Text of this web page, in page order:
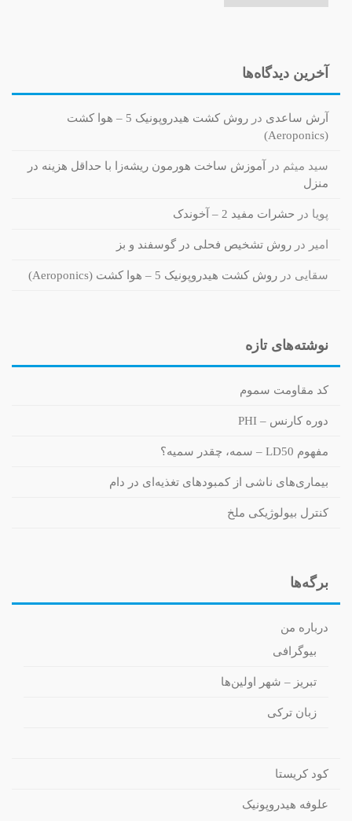
آخرین دیدگاه‌ها
آرش ساعدی در
روش کشت هیدروپونیک 5 – هوا کشت
(Aeroponics)
سید میثم در
آموزش ساخت هورمون ریشه‌زا با حداقل هزینه در
منزل
پویا در حشرات مفید 2 – آخوندک
امیر در روش تشخیص فحلی در گوسفند و بز
سقایی در روش کشت هیدروپونیک 5 – هوا کشت (Aeroponics)
نوشته‌های تازه
کد مقاومت سموم
دوره کارنس – PHI
مفهوم LD50 – سمه، چقدر سمیه؟
بیماری‌های ناشی از کمبودهای تغذیه‌ای در دام
کنترل بیولوژیکی ملخ
برگه‌ها
درباره من
بیوگرافی
تبریز – شهر اولین‌ها
زبان ترکی
کود کریستا
علوفه هیدروپونیک